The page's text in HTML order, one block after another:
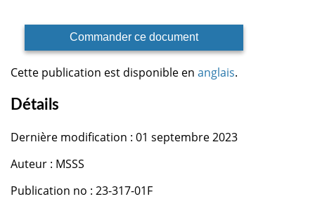
Commander ce document
Cette publication est disponible en anglais.
Détails
Dernière modification : 01 septembre 2023
Auteur : MSSS
Publication no : 23-317-01F